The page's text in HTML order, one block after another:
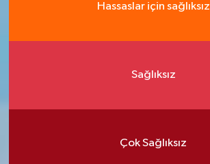
Hassaslar için sağlıksız
Sağlıksız
Çok Sağlıksız